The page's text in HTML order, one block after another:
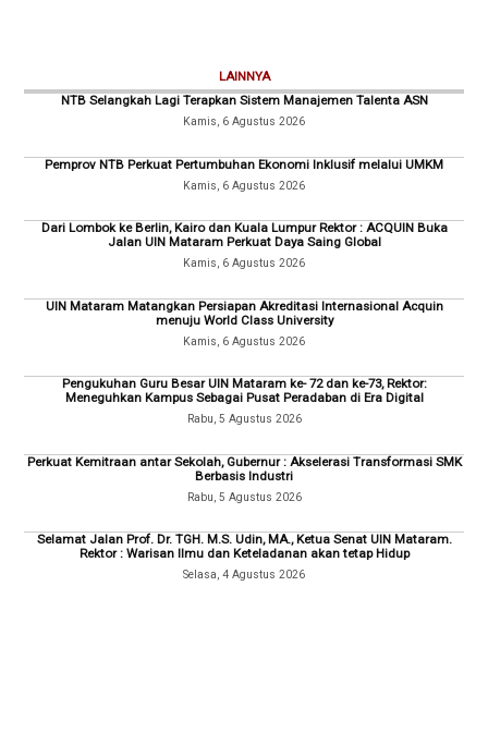
LAINNYA
NTB Selangkah Lagi Terapkan Sistem Manajemen Talenta ASN
Kamis, 6 Agustus 2026
Pemprov NTB Perkuat Pertumbuhan Ekonomi Inklusif melalui UMKM
Kamis, 6 Agustus 2026
Dari Lombok ke Berlin, Kairo dan Kuala Lumpur Rektor : ACQUIN Buka
Jalan UIN Mataram Perkuat Daya Saing Global
Kamis, 6 Agustus 2026
UIN Mataram Matangkan Persiapan Akreditasi Internasional Acquin
menuju World Class University
Kamis, 6 Agustus 2026
Pengukuhan Guru Besar UIN Mataram ke- 72 dan ke-73, Rektor:
Meneguhkan Kampus Sebagai Pusat Peradaban di Era Digital
Rabu, 5 Agustus 2026
Perkuat Kemitraan antar Sekolah, Gubernur : Akselerasi Transformasi SMK
Berbasis Industri
Rabu, 5 Agustus 2026
Selamat Jalan Prof. Dr. TGH. M.S. Udin, MA., Ketua Senat UIN Mataram.
Rektor : Warisan Ilmu dan Keteladanan akan tetap Hidup
Selasa, 4 Agustus 2026